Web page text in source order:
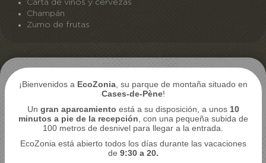
Carta de vinos y cervezas
Champán
Zumo de frutas
¡Bienvenidos a EcoZonia, su parque de montaña situado en
Cases-de-Pène!
Un gran aparcamiento está a su disposición, a unos 10
minutos a pie de la recepción , con una pequeña subida de
100 metros de desnivel para llegar a la entrada.
EcoZonia está abierto todos los días durante las vacaciones
de 9:30 a 20.